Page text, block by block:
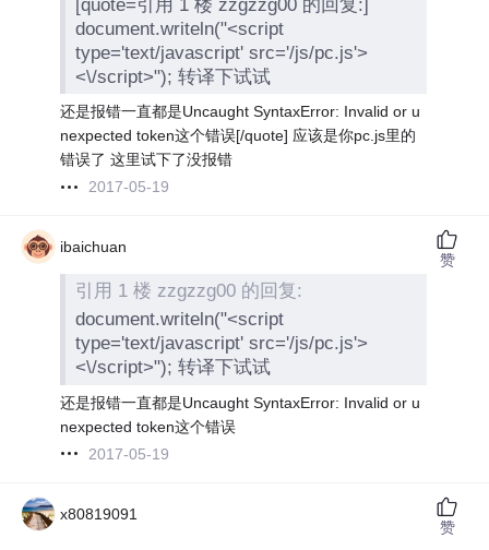
[quote=引用 1 楼 zzgzzg00 的回复:]
document.writeln("<script
type='text/javascript' src='/js/pc.js'>
<\/script>"); 转译下试试
还是报错一直都是Uncaught SyntaxError: Invalid or u
nexpected token这个错误[/quote] 应该是你pc.js里的
错误了 这里试下了没报错
2017-05-19
ibaichuan
引用 1 楼 zzgzzg00 的回复:
document.writeln("<script
type='text/javascript' src='/js/pc.js'>
<\/script>"); 转译下试试
还是报错一直都是Uncaught SyntaxError: Invalid or u
nexpected token这个错误
2017-05-19
赞
x80819091
赞